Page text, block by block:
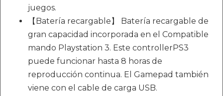
juegos.
【Batería recargable】 Batería recargable de
gran capacidad incorporada en el Compatible
mando Playstation 3. Este controllerPS3
puede funcionar hasta 8 horas de
reproducción continua. El Gamepad también
viene con el cable de carga USB.